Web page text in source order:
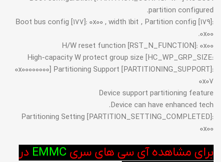
partition configured.
Boot bus config [177]: 0x00 , width 1bit , Partition config [179]:
0x00.
H/W reset function [RST_N_FUNCTION]: 0x00
High-capacity W protect group size [HC_WP_GRP_SIZE:
0x00000000] Partitioning Support [PARTITIONING_SUPPORT]:
0x07
Device support partitioning feature
Device can have enhanced tech.
Partitioning Setting [PARTITION_SETTING_COMPLETED]:
0x00
برای مشاهده آی سی های سری EMMC در